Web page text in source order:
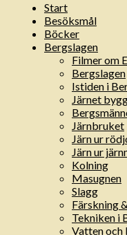
Start
Besöksmål
Böcker
Bergslagen
Filmer om
Bergslagen
Istiden i
Järnet
Järnbruket
Järn ur
Järn ur
Kolning
Masugnen
Slagg
Färskning
Tekniken i
Vatten